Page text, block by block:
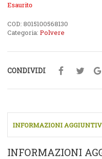
Esaurito
COD: 8015100568130
Categoria: Polvere
CONDIVIDI
INFORMAZIONI
INFORMAZIONI